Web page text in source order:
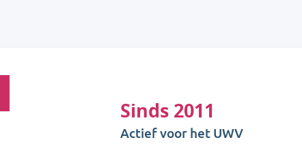
Sinds 2011
Actief voor het UWV